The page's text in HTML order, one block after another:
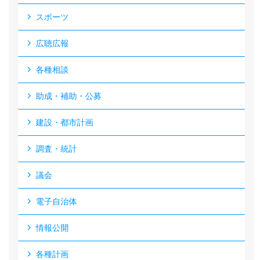
スポーツ
広聴広報
各種相談
助成・補助・公募
建設・都市計画
調査・統計
議会
電子自治体
情報公開
各種計画